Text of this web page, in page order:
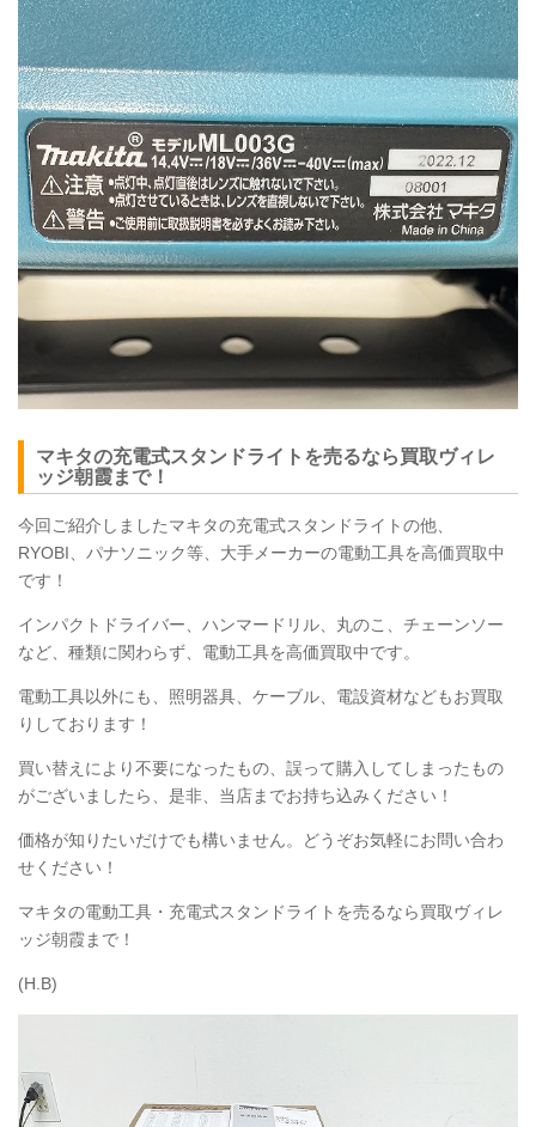
マキタの充電式スタンドライトを売るなら買取ヴィレ
ッジ朝霞まで！
今回ご紹介しましたマキタの充電式スタンドライトの他、
RYOBI 、パナソニック等、大手メーカーの電動工具を高価買取中
です！
インパクトドライバー、ハンマードリル、丸のこ、チェーンソー
など、種類に関わらず、電動工具を高価買取中です。
電動工具以外にも、照明器具、ケーブル、電設資材などもお買取
りしております！
買い替えにより不要になったもの、誤って購入してしまったもの
がございましたら、是非、当店までお持ち込みください！
価格が知りたいだけでも構いません。どうぞお気軽にお問い合わ
せください！
マキタの電動工具・充電式スタンドライトを売るなら買取ヴィレ
ッジ朝霞まで！
(H.B)